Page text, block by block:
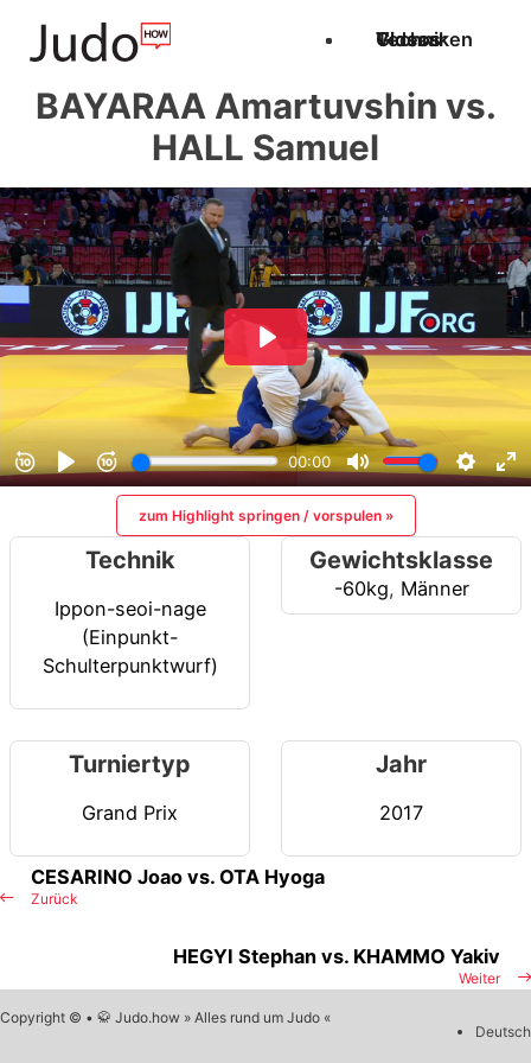
Techniken
Videos
Glossar
BAYARAA Amartuvshin vs.
HALL Samuel
zum Highlight springen / vorspulen »
Technik
Ippon-seoi-nage
(Einpunkt-
Schulterpunktwurf)
Gewichtsklasse
-60kg, Männer
Turniertyp
Grand Prix
Jahr
2017
Zurück
CESARINO Joao vs. OTA Hyoga
Weiter
HEGYI Stephan vs. KHAMMO Yakiv
Copyright © • 🥋 Judo.how » Alles rund um Judo «
Deutsch